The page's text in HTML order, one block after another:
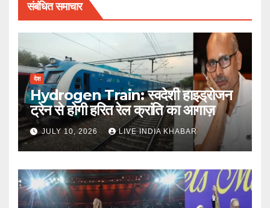
संबंधित समाचार
देश
Hydrogen Train: स्वदेशी हाइड्रोजन
ट्रेन से होगी हरित रेल क्रांति का आगाज़
JULY 10, 2026 LIVE INDIA KHABAR